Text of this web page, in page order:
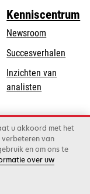
Kenniscentrum
Newsroom
Succesverhalen
Inzichten van
analisten
u akkoord met het
van
en om ons te
over uw